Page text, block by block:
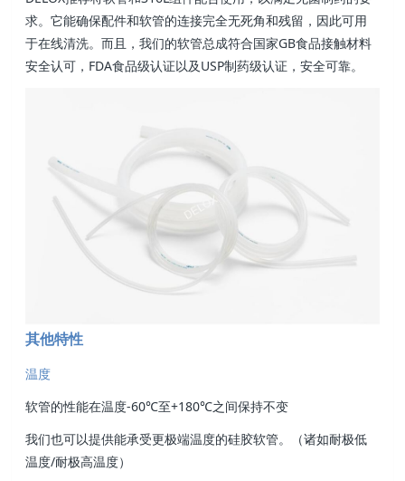
求。它能确保配件和软管的连接完全无死角和残留，因此可用
于在线清洗。而且，我们的软管总成符合国家GB食品接触材料
安全认可，FDA食品级认证以及USP制药级认证，安全可靠。
其他特性
温度
软管的性能在温度-60℃至+180℃之间保持不变
我们也可以提供能承受更极端温度的硅胶软管。（诸如耐极低
温度/耐极高温度）